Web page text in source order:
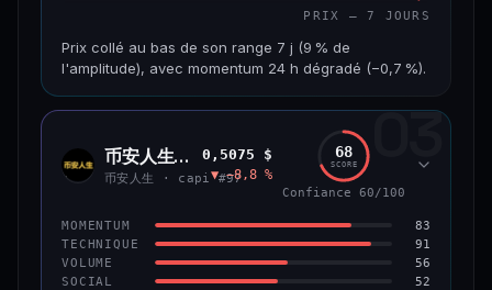
PRIX — 7 JOURS
Prix collé au bas de son range 7 j (9 % de
l'amplitude), avec momentum 24 h dégradé (−0,7 %).
CAP. MARCHÉ VOLUME 24 H
VAR. 7 J VAR. 30 J
−22,2 %
VS ATH
−96,6 %
RANG CAPI.
#143
03
币安
人生
币安人生 (BinanceLife)
币安人生 · capi #97
0,5075 $
▼ −8,8 %
68
SCORE
Confiance 60/100
MOMENTUM 83
TECHNIQUE 91
VOLUME 56
SOCIAL 52